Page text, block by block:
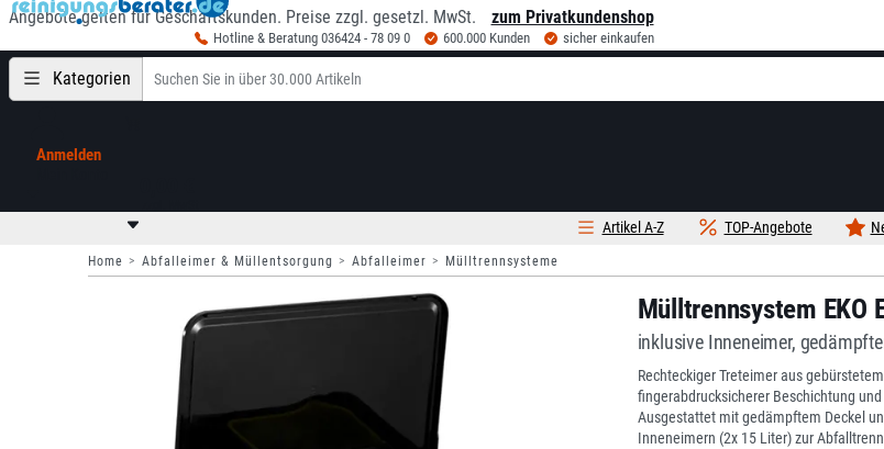
Angebote gelten für Geschäftskunden. Preise zzgl. gesetzl. MwSt. zum Privatkundenshop
Hotline & Beratung 036424 - 78 09 0 600.000 Kunden sicher einkaufen
Kategorien
Anmelden
TOP-Angebote
Artikel A-Z
Home Abfalleimer & Müllentsorgung Abfalleimer Mülltrennsysteme
Mülltrennsystem EKO
inklusive Inneneimer,
Rechteckiger Treteimer aus
fingerabdrucksicherer Beschichtung
Ausgestattet mit gedämpftem Deckel
Inneneimern (2x 15 Liter) zur